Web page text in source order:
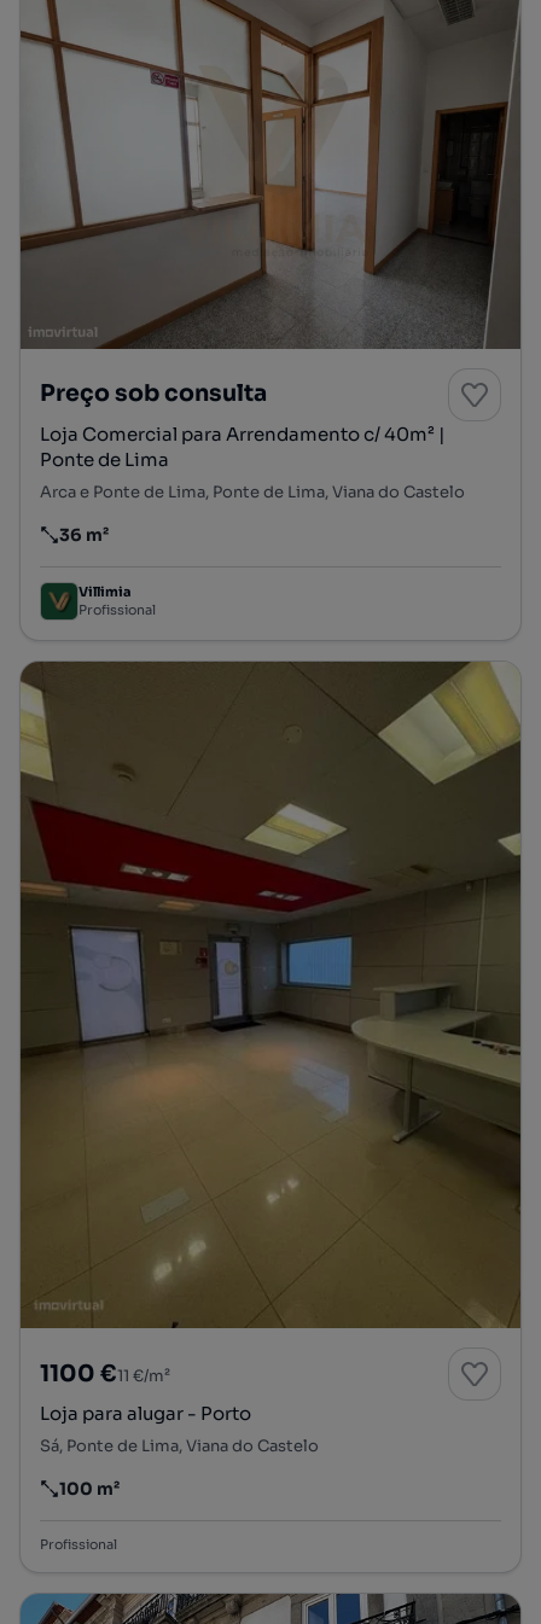
Preço sob consulta
Loja Comercial para Arrendamento c/ 40m² |
Ponte de Lima
Arca e Ponte de Lima, Ponte de Lima, Viana do Castelo
Preço por metro quadrado
36 m²
Villimia
Profissional
1100 €11 €/m²
Loja para alugar - Porto
Sá, Ponte de Lima, Viana do Castelo
Preço por metro quadrado
100 m²
Profissional